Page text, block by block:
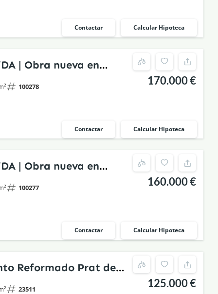
Contactar Calcular Hipoteca
| Obra nueva en
rehabilitado
100278 170.000 €
Contactar Calcular Hipoteca
| Obra nueva en
rehabilitado
100277 160.000 €
Contactar Calcular Hipoteca
Reformado Prat de
23511 125.000 €